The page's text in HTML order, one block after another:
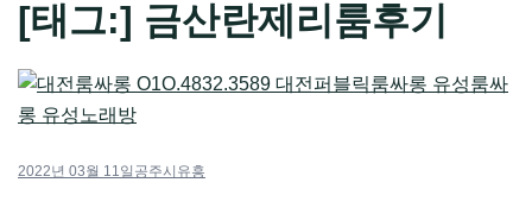
[태그:] 금산란제리룸후기
2022년 03월 11일 공주시유흥